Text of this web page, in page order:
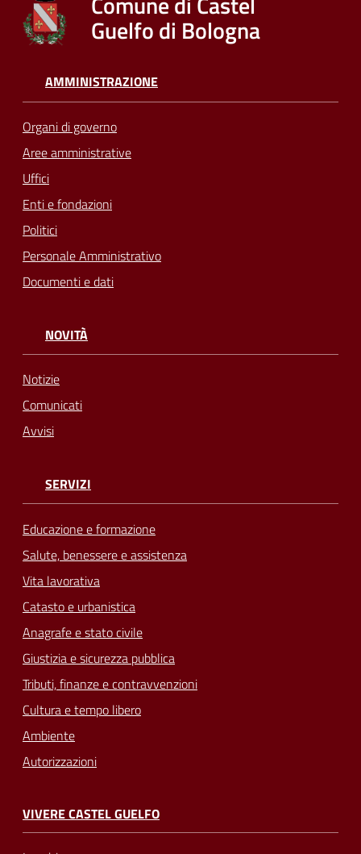
Guelfo di Bologna
AMMINISTRAZIONE
Organi di governo
Aree amministrative
Uffici
Enti e fondazioni
Politici
Personale Amministrativo
Documenti e dati
NOVITÀ
Notizie
Comunicati
Avvisi
SERVIZI
Educazione e formazione
Salute, benessere e assistenza
Vita lavorativa
Catasto e urbanistica
Anagrafe e stato civile
Giustizia e sicurezza pubblica
Tributi, finanze e contravvenzioni
Cultura e tempo libero
Ambiente
Autorizzazioni
VIVERE CASTEL GUELFO